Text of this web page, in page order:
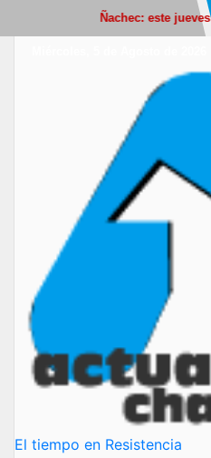
Ñachec: este jueves
El tiempo en Resistencia